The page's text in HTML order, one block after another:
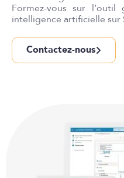
Formez-vous sur
intelligence artificielle sur
Contactez-nous